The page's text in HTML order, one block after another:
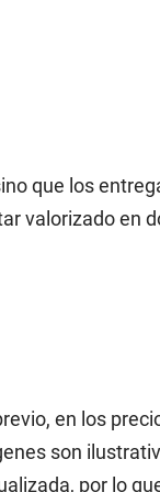
que los
valorizado en
en los
son
por lo